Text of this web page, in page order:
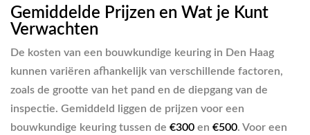
Gemiddelde Prijzen en Wat je Kunt
Verwachten
De kosten van een bouwkundige keuring in Den Haag
kunnen variëren afhankelijk van verschillende factoren,
zoals de grootte van het pand en de diepgang van de
inspectie. Gemiddeld liggen de prijzen voor een
bouwkundige keuring tussen de €300 en €500. Voor een